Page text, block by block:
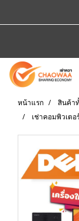
หน้าแรก สินค้า
เช่าคอมพิวเต